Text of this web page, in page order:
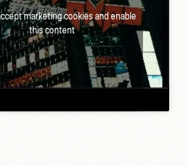
marketing cookies and enable
this content